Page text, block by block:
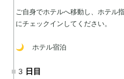
ご自身でホテルへ移動し、ホテル
にチェックインしてください。
🌙 ホテル宿泊
3日目